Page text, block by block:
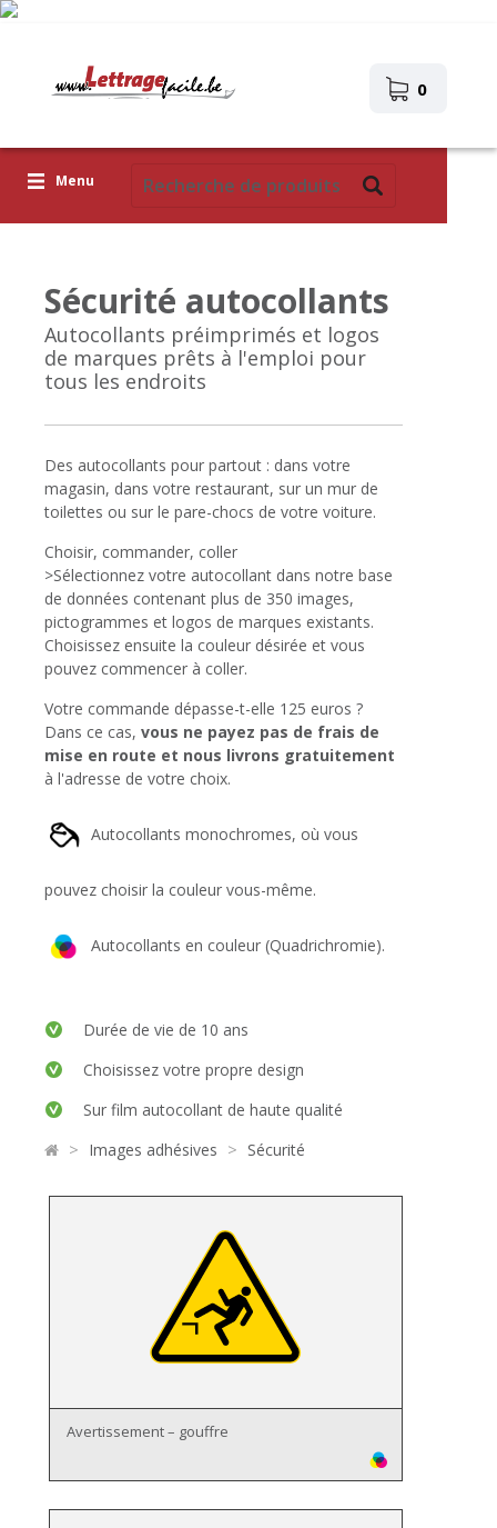
0
Menu
Pictogrammes
Images autocollantes
Téléchargez votre propre conception
Corona Covid-19
Sécurité autocollants
Autocollants préimprimés et logos
de marques prêts à l'emploi pour
tous les endroits
Des autocollants pour partout : dans votre
magasin, dans votre restaurant, sur un mur de
toilettes ou sur le pare-chocs de votre voiture.
Choisir, commander, coller
>Sélectionnez votre autocollant dans notre base
de données contenant plus de 350 images,
pictogrammes et logos de marques existants.
Choisissez ensuite la couleur désirée et vous
pouvez commencer à coller.
Votre commande dépasse-t-elle 125 euros ?
Dans ce cas,vous ne payez pas de frais de
mise en route et nous livrons gratuitement
à l'adresse de votre choix.
Autocollants monochromes, où vous
pouvez choisir la couleur vous-même.
Autocollants en couleur (Quadrichromie).
Durée de vie de 10 ans
Choisissez votre propre design
Sur film autocollant de haute qualité
> Images adhésives > Sécurité
Avertissement – gouffre